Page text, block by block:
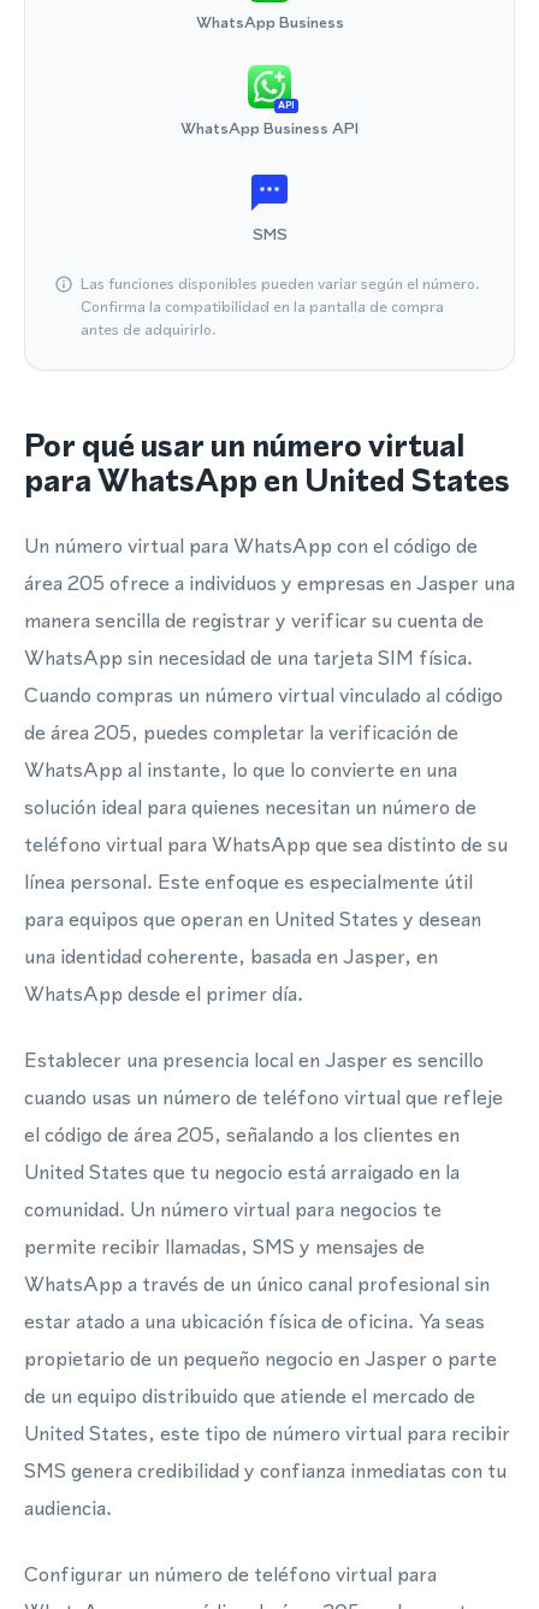
WhatsApp Business
API
WhatsApp Business API
SMS
Las funciones disponibles pueden variar según el número.
Confirma la compatibilidad en la pantalla de compra
antes de adquirirlo.
Por qué usar un número virtual
para WhatsApp en United States
Un número virtual para WhatsApp con el código de
área 205 ofrece a individuos y empresas en Jasper una
manera sencilla de registrar y verificar su cuenta de
WhatsApp sin necesidad de una tarjeta SIM física.
Cuando compras un número virtual vinculado al código
de área 205, puedes completar la verificación de
WhatsApp al instante, lo que lo convierte en una
solución ideal para quienes necesitan un número de
teléfono virtual para WhatsApp que sea distinto de su
línea personal. Este enfoque es especialmente útil
para equipos que operan en United States y desean
una identidad coherente, basada en Jasper, en
WhatsApp desde el primer día.
Establecer una presencia local en Jasper es sencillo
cuando usas un número de teléfono virtual que refleje
el código de área 205, señalando a los clientes en
United States que tu negocio está arraigado en la
comunidad. Un número virtual para negocios te
permite recibir llamadas, SMS y mensajes de
WhatsApp a través de un único canal profesional sin
estar atado a una ubicación física de oficina. Ya seas
propietario de un pequeño negocio en Jasper o parte
de un equipo distribuido que atiende el mercado de
United States, este tipo de número virtual para recibir
SMS genera credibilidad y confianza inmediatas con tu
audiencia.
Configurar un número de teléfono virtual para